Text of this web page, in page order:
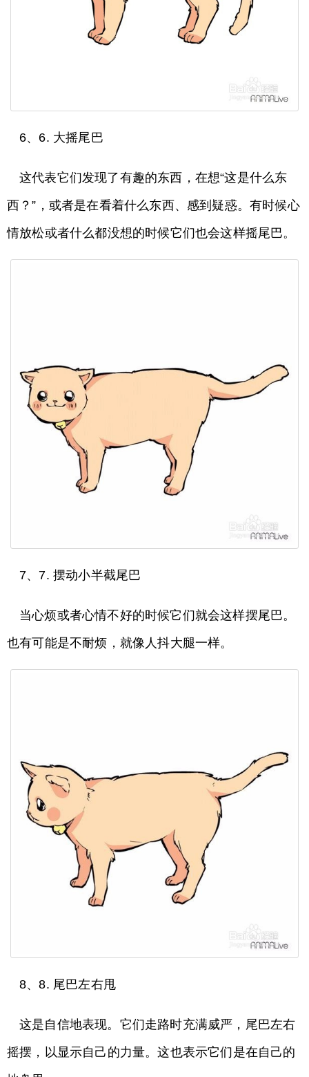
6、6. 大摇尾巴
这代表它们发现了有趣的东西，在想“这是什么东
西？”，或者是在看着什么东西、感到疑惑。有时候心
情放松或者什么都没想的时候它们也会这样摇尾巴。
7、7. 摆动小半截尾巴
当心烦或者心情不好的时候它们就会这样摆尾巴。
也有可能是不耐烦，就像人抖大腿一样。
8、8. 尾巴左右甩
这是自信地表现。它们走路时充满威严，尾巴左右
摇摆，以显示自己的力量。这也表示它们是在自己的